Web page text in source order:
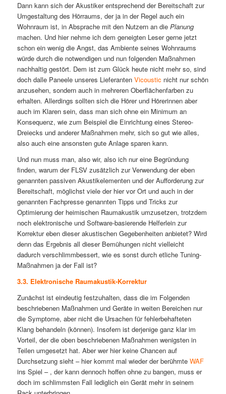
Dann kann sich der Akustiker entsprechend der Bereitschaft zur
Umgestaltung des Hörraums, der ja in der Regel auch ein
Wohnraum ist, in Absprache mit den Nutzern an die Planung
machen. Und hier nehme ich dem geneigten Leser gerne jetzt
schon ein wenig die Angst, das Ambiente seines Wohnraums
würde durch die notwendigen und nun folgenden Maßnahmen
nachhaltig gestört. Dem ist zum Glück heute nicht mehr so, sind
doch dalle Paneele unseres Lieferanten Vicoustic nicht nur schön
anzusehen, sondern auch in mehreren Oberflächenfarben zu
erhalten. Allerdings sollten sich die Hörer und Hörerinnen aber
auch im Klaren sein, dass man sich ohne ein Minimum an
Konsequenz, wie zum Beispiel die Einrichtung eines Stereo-
Dreiecks und anderer Maßnahmen mehr, sich so gut wie alles,
also auch eine ansonsten gute Anlage sparen kann.
Und nun muss man, also wir, also ich nur eine Begründung
finden, warum der FLSV zusätzlich zur Verwendung der eben
genannten passiven Akustikelementen und der Aufforderung zur
Bereitschaft, möglichst viele der hier vor Ort und auch in der
genannten Fachpresse genannten Tipps und Tricks zur
Optimierung der heimischen Raumakustik umzusetzen, trotzdem
noch elektronische und Software-basierende Helferlein zur
Korrektur eben dieser akustischen Gegebenheiten anbietet? Wird
denn das Ergebnis all dieser Bemühungen nicht vielleicht
dadurch verschlimmbessert, wie es sonst durch etliche Tuning-
Maßnahmen ja der Fall ist?
3.3. Elektronische Raumakustik-Korrektur
Zunächst ist eindeutig festzuhalten, dass die im Folgenden
beschriebenen Maßnahmen und Geräte in weiten Bereichen nur
die Symptome, aber nicht die Ursachen für fehlerbehafteten
Klang behandeln (können). Insofern ist derjenige ganz klar im
Vorteil, der die oben beschriebenen Maßnahmen wenigsten in
Teilen umgesetzt hat. Aber wer hier keine Chancen auf
Durchsetzung sieht – hier kommt mal wieder der berühmte WAF
ins Spiel – , der kann dennoch hoffen ohne zu bangen, muss er
doch im schlimmsten Fall lediglich ein Gerät mehr in seinem